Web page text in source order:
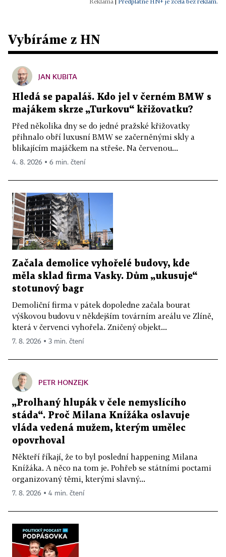
Vybíráme z HN
JAN KUBITA
Hledá se papaláš. Kdo jel v černém BMW s
majákem skrze „Turkovu“ křižovatku?
Před několika dny se do jedné pražské křižovatky
přihnalo obří luxusní BMW se začerněnými skly a
blikajícím majáčkem na střeše. Na červenou...
4. 8. 2026 ▪ 6 min. čtení
Začala demolice vyhořelé budovy, kde
měla sklad firma Vasky. Dům „ukusuje“
stotunový bagr
Demoliční firma v pátek dopoledne začala bourat
výškovou budovu v někdejším továrním areálu ve Zlíně,
která v červenci vyhořela. Zničený objekt...
7. 8. 2026 ▪ 3 min. čtení
PETR HONZEJK
„Prolhaný hlupák v čele nemyslícího
stáda“. Proč Milana Knížáka oslavuje
vláda vedená mužem, kterým umělec
opovrhoval
Někteří říkají, že to byl poslední happening Milana
Knížáka. A něco na tom je. Pohřeb se státními poctami
organizovaný těmi, kterými slavný...
7. 8. 2026 ▪ 4 min. čtení